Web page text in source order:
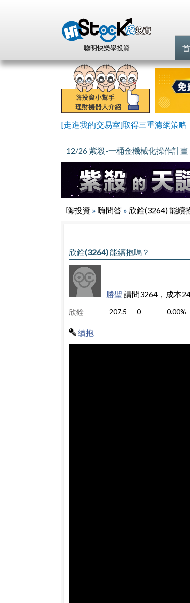
聰明快樂學投資
[走進我的交易室]取得三重濾網策略
12/26 紫殺-一桶金機械化操作計畫
嗨投資 » 嗨問答 » 欣銓(3264) 能續
欣銓(3264) 能續抱嗎？
勝聖 請問3264，成本
欣銓 207.5 0 0.00%
續抱